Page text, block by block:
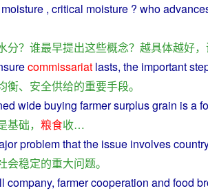
moisture , critical moisture ? who
分？ 谁最早提出这些概念？ 越具体越好，
commissariat lasts, the important
衡、 安全供给的重要手段。
widebuying farmersurplusgrain isa
基础， 粮食收…
problemthat the issue involves
会稳定的重大问题。
company, farmercooperation and food